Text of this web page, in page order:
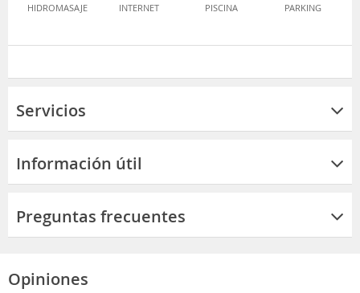
HIDROMASAJE INTERNET PISCINA PARKING
Servicios
Información útil
Preguntas frecuentes
Opiniones